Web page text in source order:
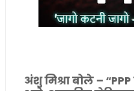
अंशु मिश्रा बोले –